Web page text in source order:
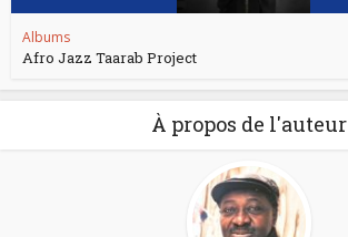
Albums
Afro Jazz Taarab Project
À propos de l'auteur